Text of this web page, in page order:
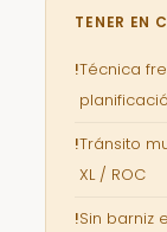
TENER EN
!Técnica
!Tránsito
XL / ROC
!Sin barniz